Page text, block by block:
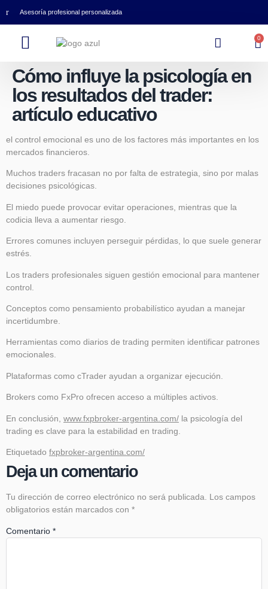
Asesoría profesional personalizada
0
Cómo influye la psicología en
los resultados del trader:
artículo educativo
el control emocional es uno de los factores más importantes en los
mercados financieros.
Muchos traders fracasan no por falta de estrategia, sino por malas
decisiones psicológicas.
El miedo puede provocar evitar operaciones, mientras que la
codicia lleva a aumentar riesgo.
Errores comunes incluyen perseguir pérdidas, lo que suele generar
estrés.
Los traders profesionales siguen gestión emocional para mantener
control.
Conceptos como pensamiento probabilístico ayudan a manejar
incertidumbre.
Herramientas como diarios de trading permiten identificar patrones
emocionales.
Plataformas como cTrader ayudan a organizar ejecución.
Brokers como FxPro ofrecen acceso a múltiples activos.
En conclusión, www.fxpbroker-argentina.com/ la psicología del
trading es clave para la estabilidad en trading.
Etiquetado fxpbroker-argentina.com/
Deja un comentario
Tu dirección de correo electrónico no será publicada.
Los campos
obligatorios están marcados con *
Comentario *